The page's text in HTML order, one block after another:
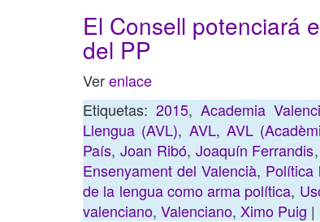
El Consell potenciará
del PP
Verenlace
Etiquetas:2015,Academia
Llengua (AVL), AVL, AVL
País, Joan Ribó, Joaquín Ferrandis,
Ensenyament del Valencià, Política
de la lengua como arma política,
valenciano, Valenciano, Ximo Puig |